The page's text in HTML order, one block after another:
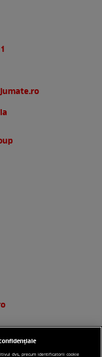
dvs., precum identificatorii cookie